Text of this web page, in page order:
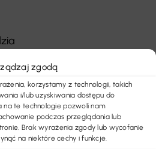
zgodą
korzystamy z technologii, takich
i/lub uzyskiwania dostępu do
na te technologie pozwoli nam
podczas przeglądania lub
Brak wyrażenia zgody lub wycofanie
na niektóre cechy i funkcje.